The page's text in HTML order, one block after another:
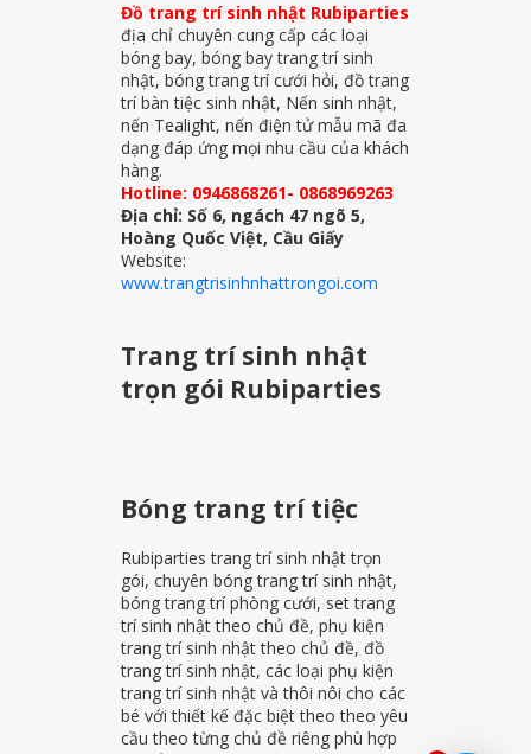
Đồ trang trí sinh nhật Rubiparties
địa chỉ chuyên cung cấp các loại
bóng bay, bóng bay trang trí sinh
nhật, bóng trang trí cưới hỏi, đồ trang
trí bàn tiệc sinh nhật, Nến sinh nhật,
nến Tealight, nến điện tử mẫu mã đa
dạng đáp ứng mọi nhu cầu của khách
hàng.
Hotline: 0946868261- 0868969263
Địa chỉ: Số 6, ngách 47 ngõ 5,
Hoàng Quốc Việt, Cầu Giấy
Website:
www.trangtrisinhnhattrongoi.com
Trang trí sinh nhật
trọn gói Rubiparties
Bóng trang trí tiệc
Rubiparties trang trí sinh nhật trọn
gói, chuyên bóng trang trí sinh nhật,
bóng trang trí phòng cưới, set trang
trí sinh nhật theo chủ đề, phụ kiện
trang trí sinh nhật theo chủ đề, đồ
trang trí sinh nhật, các loại phụ kiện
trang trí sinh nhật và thôi nôi cho các
bé với thiết kế đặc biệt theo theo yêu
cầu theo từng chủ đề riêng phù hợp